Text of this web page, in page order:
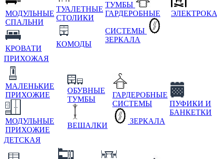
МОДУЛЬНЫЕ
СПАЛЬНИ
КРОВАТИ
ТУАЛЕТНЫЕ
СТОЛИКИ
КОМОДЫ
ТУМБЫ
ГАРДЕРОБНЫЕ
СИСТЕМЫ
ЗЕРКАЛА
ПРИХОЖАЯ
МАЛЕНЬКИЕ
ПРИХОЖИЕ
МОДУЛЬНЫЕ
ПРИХОЖИЕ
ОБУВНЫЕ
ТУМБЫ
ВЕШАЛКИ
ГАРДЕРОБНЫЕ
СИСТЕМЫ
ЗЕРКАЛА
ПУФИКИ И
БАНКЕТКИ
ДЕТСКАЯ